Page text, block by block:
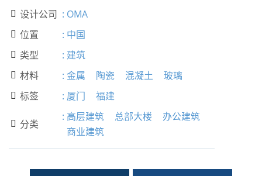
 设计公司 : OMA
 位置 : 中国
 类型 : 建筑
 材料 : 金属 陶瓷 混凝土 玻璃
 标签 : 厦门 福建
 分类
: 高层建筑 总部大楼
办公建筑
商业建筑